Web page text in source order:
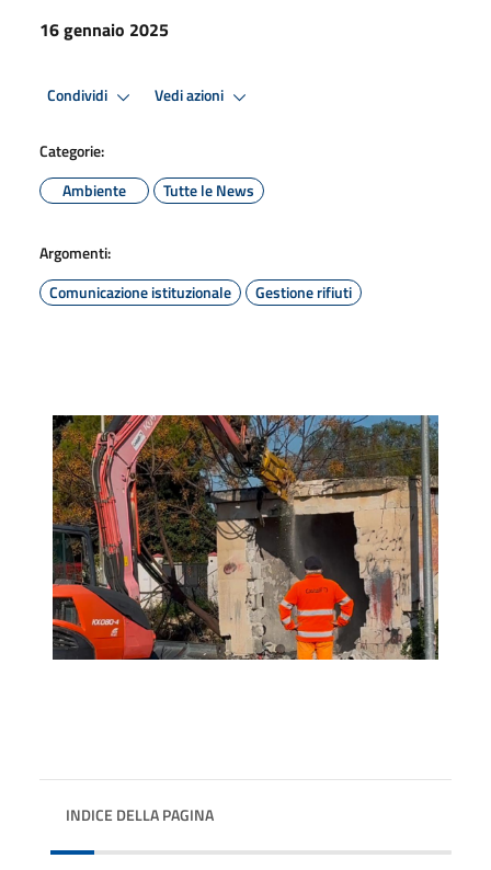
16 gennaio 2025
Condividi Vedi azioni
Categorie:
Ambiente
Tutte le News
Argomenti:
Comunicazione istituzionale
Gestione rifiuti
INDICE DELLA PAGINA